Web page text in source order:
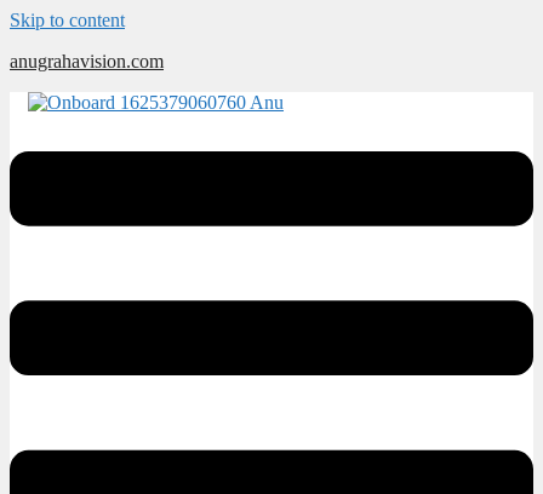
Skip to content
anugrahavision.com